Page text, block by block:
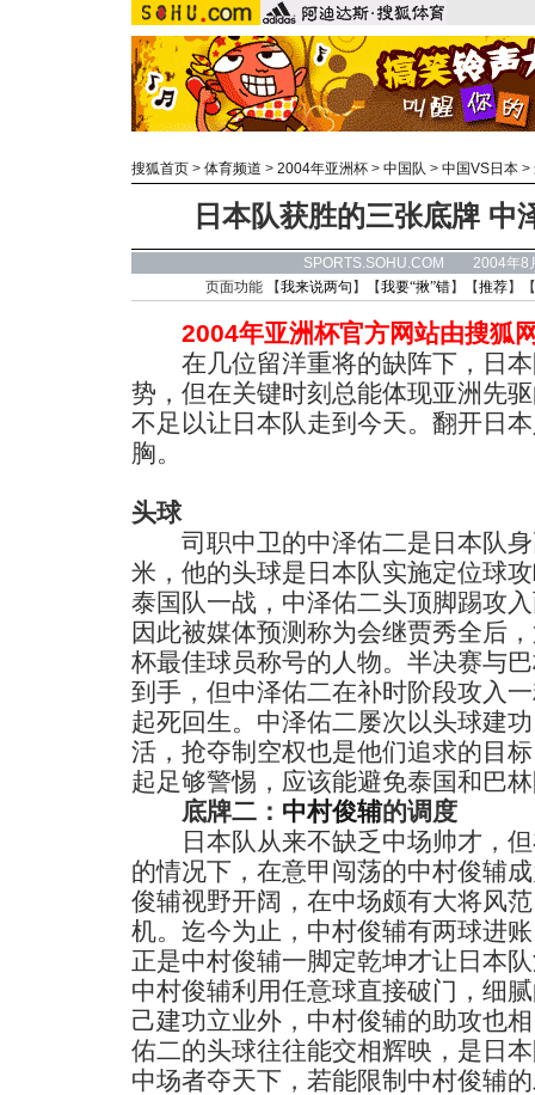
搜狐首页 > 体育频道 > 2004年亚洲杯 > 中国队 > 中国VS日本 >
日本队获胜的三张底牌 中
SPORTS.SOHU.COM 2004年
页面功能 【我来说两句 】【我要“揪”错】【推荐】
2004年亚洲杯官方网站由搜狐
在几位留洋重将的缺阵下，日本
势，但在关键时刻总能体现亚洲先
不足以让日本队走到今天。翻开日
胸。
头球
司职中卫的中泽佑二是日本队身
米，他的头球是日本队实施定位球
泰国队一战，中泽佑二头顶脚踢攻
因此被媒体预测称为会继贾秀全后
杯最佳球员称号的人物。半决赛与
到手，但中泽佑二在补时阶段攻入
起死回生。中泽佑二屡次以头球建
活，抢夺制空权也是他们追求的目
起足够警惕，应该能避免泰国和巴
底牌二： 中村俊辅的调度
日本队从来不缺乏中场帅才，但
的情况下，在意甲闯荡的中村俊辅
俊辅视野开阔，在中场颇有大将风
机。迄今为止，中村俊辅有两球进
正是中村俊辅一脚定乾坤才让日本
中村俊辅利用任意球直接破门，细
己建功立业外，中村俊辅的助攻也
佑二的头球往往能交相辉映，是日
中场者夺天下，若能限制中村俊辅